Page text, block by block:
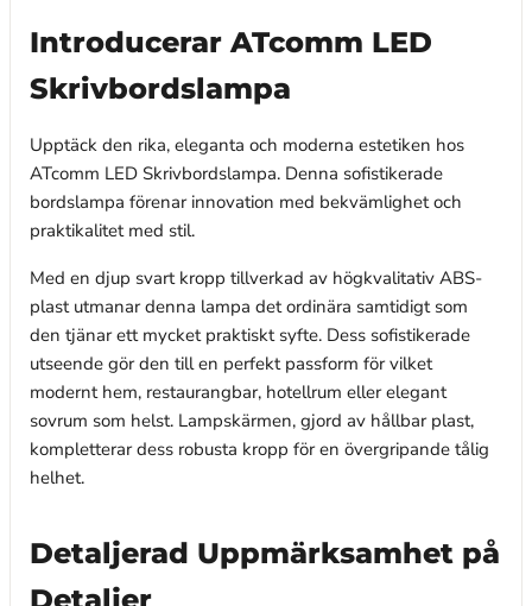
Introducerar ATcomm LED
Skrivbordslampa
Upptäck den rika, eleganta och moderna estetiken hos
ATcomm LED Skrivbordslampa. Denna sofistikerade
bordslampa förenar innovation med bekvämlighet och
praktikalitet med stil.
Med en djup svart kropp tillverkad av högkvalitativ ABS-
plast utmanar denna lampa det ordinära samtidigt som
den tjänar ett mycket praktiskt syfte. Dess sofistikerade
utseende gör den till en perfekt passform för vilket
modernt hem, restaurangbar, hotellrum eller elegant
sovrum som helst. Lampskärmen, gjord av hållbar plast,
kompletterar dess robusta kropp för en övergripande tålig
helhet.
Detaljerad Uppmärksamhet på